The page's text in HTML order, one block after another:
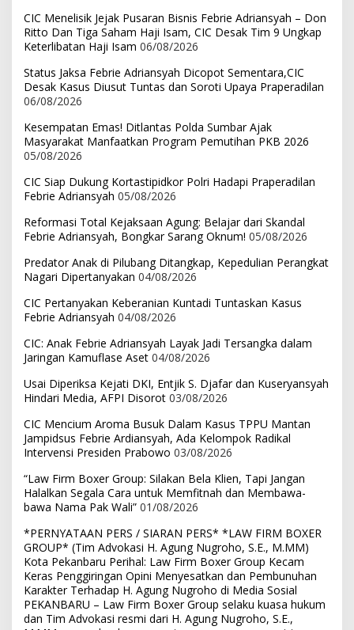
CIC Menelisik Jejak Pusaran Bisnis Febrie Adriansyah – Don
Ritto Dan Tiga Saham Haji Isam, CIC Desak Tim 9 Ungkap
Keterlibatan Haji Isam 06/08/2026
Status Jaksa Febrie Adriansyah Dicopot Sementara,CIC
Desak Kasus Diusut Tuntas dan Soroti Upaya Praperadilan
06/08/2026
Kesempatan Emas! Ditlantas Polda Sumbar Ajak
Masyarakat Manfaatkan Program Pemutihan PKB 2026
05/08/2026
CIC Siap Dukung Kortastipidkor Polri Hadapi Praperadilan
Febrie Adriansyah 05/08/2026
Reformasi Total Kejaksaan Agung: Belajar dari Skandal
Febrie Adriansyah, Bongkar Sarang Oknum! 05/08/2026
Predator Anak di Pilubang Ditangkap, Kepedulian Perangkat
Nagari Dipertanyakan 04/08/2026
CIC Pertanyakan Keberanian Kuntadi Tuntaskan Kasus
Febrie Adriansyah 04/08/2026
CIC: Anak Febrie Adriansyah Layak Jadi Tersangka dalam
Jaringan Kamuflase Aset 04/08/2026
Usai Diperiksa Kejati DKI, Entjik S. Djafar dan Kuseryansyah
Hindari Media, AFPI Disorot 03/08/2026
CIC Mencium Aroma Busuk Dalam Kasus TPPU Mantan
Jampidsus Febrie Ardiansyah, Ada Kelompok Radikal
Intervensi Presiden Prabowo 03/08/2026
“Law Firm Boxer Group: Silakan Bela Klien, Tapi Jangan
Halalkan Segala Cara untuk Memfitnah dan Membawa-
bawa Nama Pak Wali” 01/08/2026
*PERNYATAAN PERS / SIARAN PERS* *LAW FIRM BOXER
GROUP* (Tim Advokasi H. Agung Nugroho, S.E., M.MM)
Kota Pekanbaru Perihal: Law Firm Boxer Group Kecam
Keras Penggiringan Opini Menyesatkan dan Pembunuhan
Karakter Terhadap H. Agung Nugroho di Media Sosial
PEKANBARU – Law Firm Boxer Group selaku kuasa hukum
dan Tim Advokasi resmi dari H. Agung Nugroho, S.E.,